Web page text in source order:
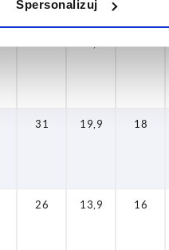
Spersonalizuj
31 19,9 18
31 19,9 18
26 13,9 16